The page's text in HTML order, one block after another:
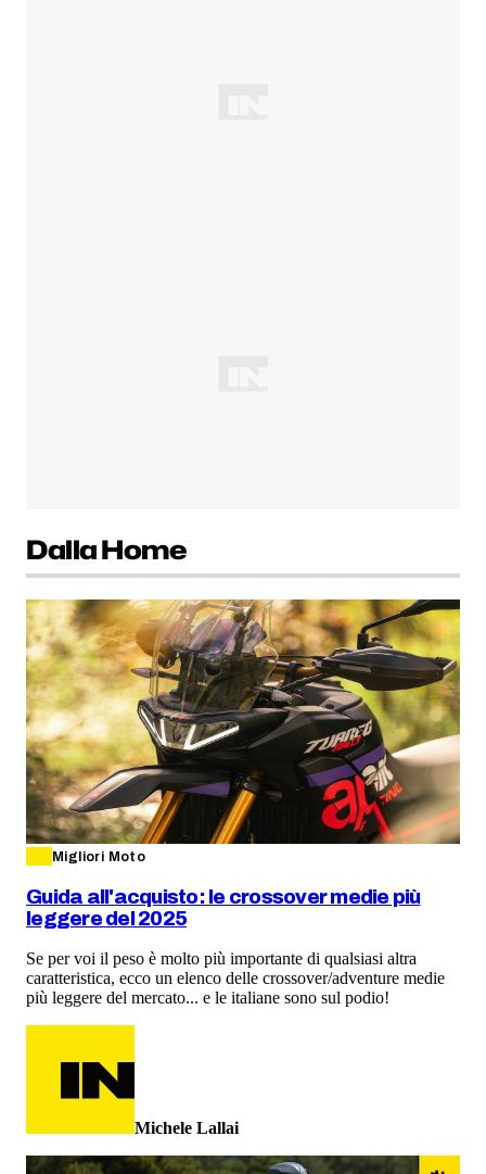
Dalla Home
Migliori Moto
Guida all'acquisto: le crossover medie più
leggere del 2025
Se per voi il peso è molto più importante di qualsiasi altra
caratteristica, ecco un elenco delle crossover/adventure medie
più leggere del mercato... e le italiane sono sul podio!
Michele Lallai